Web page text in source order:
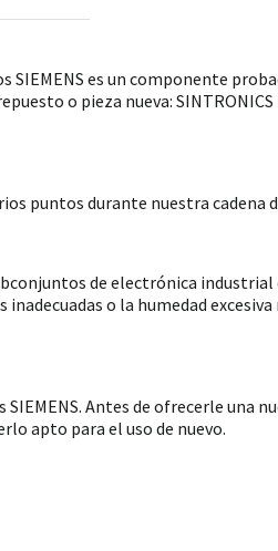
SIEMENS es un componente
o pieza nueva:
puntos durante nuestra cadena
de electrónica industrial
o la humedad
Antes de ofrecerle una
apto para el uso de nuevo.